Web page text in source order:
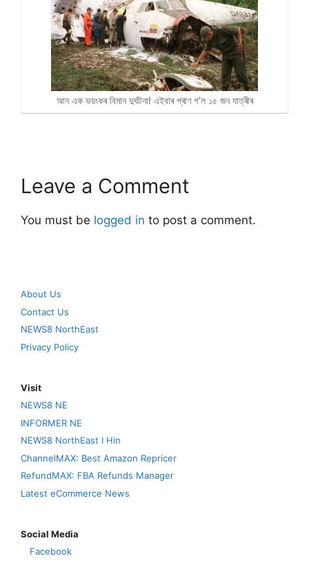
আন এক ভয়ংকৰ বিমান দুৰ্ঘটনা! এইবাৰ প্ৰাণ গ’ল ১৫ জন যাত্ৰীৰ
Leave a Comment
You must be logged in to post a comment.
About Us
Contact Us
NEWS8 NorthEast
Privacy Policy
Visit
NEWS8 NE
INFORMER NE
NEWS8 NorthEast I Hin
ChannelMAX: Best Amazon Repricer
RefundMAX: FBA Refunds Manager
Latest eCommerce News
Social Media
Facebook